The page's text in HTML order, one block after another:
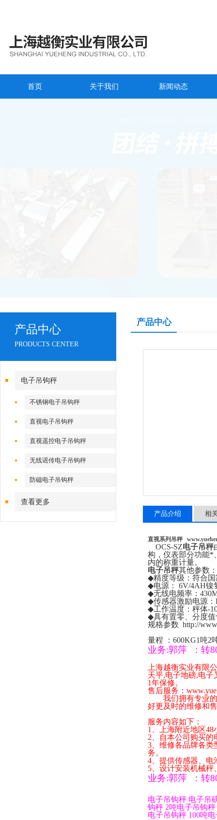
首页 关于我们 新闻动态
产品中心
PRODUCTS CENTER
电子吊钩秤
不锈钢电子吊钩秤
直视电子吊钩秤
直视遥控电子吊钩秤
无线谣传电子吊钩秤
防磁电子吊钩秤
查看更多
产品中心
产品介绍 相
直视系列吊秤
OCS-SZ电子吊秤
构，仪表部分功能*
内的称重计量。
电子吊秤其他参数：
◆精度等级：符合
◆电源： 6V/4AH镍
◆无线电频率：
◆传感器激励电源：
◆工作温度：秤体-
◆具有置零、分度
规格参数 http://
量程
： 600KG1 吨2
业务:郭萍 ： 转
上海越衡实业有限
天平,电子地磅,电子
1年保修。
售后服务：
我们拥有专业的
好更及时的维修和
服务内容如下：
1
、上海附近地区48
2 、自本公司购买
3 、维修各品牌各
务。
4 、提供传感器、
5 、设计安装机械
业务:郭萍 ： 转
电子吊钩秤 电子吊
钩秤 2吨电子吊钩秤
电子吊钩秤 100吨